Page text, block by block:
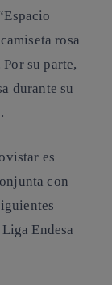
rosa
su parte,
durante su
es
con
Endesa